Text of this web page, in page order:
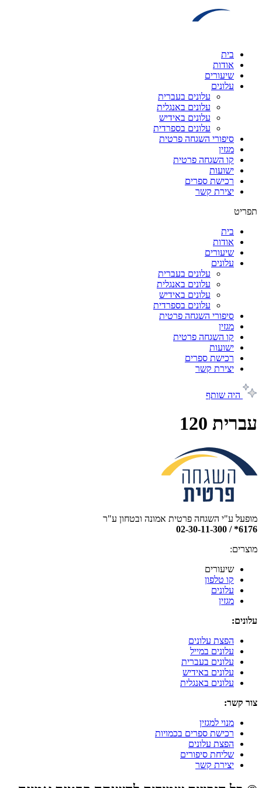
בית
אודות
שיעורים
עלונים
עלונים בעברית
עלונים באנגלית
עלונים באידיש
עלונים בספרדית
סיפורי השגחה פרטית
מגזין
קו השגחה פרטית
ישועות
רכישת ספרים
יצירת קשר
תפריט
בית
אודות
שיעורים
עלונים
עלונים בעברית
עלונים באנגלית
עלונים באידיש
עלונים בספרדית
סיפורי השגחה פרטית
מגזין
קו השגחה פרטית
ישועות
רכישת ספרים
יצירת קשר
היה שותף
עברית 120
מופעל ע"י השגחה פרטית אמונה ובטחון ע"ר
6176* / 02-30-11-300
מוצרים:
שיעורים
קו טלפון
עלונים
מגזין
עלונים:
הפצת עלונים
עלונים במייל
עלונים בעברית
עלונים באידיש
עלונים באנגלית
צור קשר:
מנוי למגזין
רכישת ספרים בכמויות
הפצת עלונים
שליחת סיפורים
יצירת קשר